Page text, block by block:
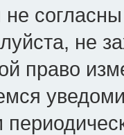
не
право